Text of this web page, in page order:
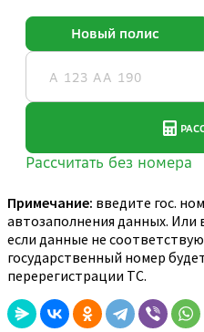
Примечание: введите гос.
автозаполнения данных. Или
если данные не
государственный номер
перерегистрации ТС.